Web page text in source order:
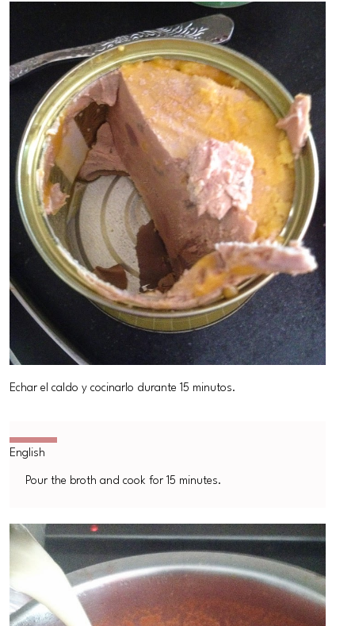
Echar el caldo y cocinarlo durante 15 minutos.
Pour the broth and cook for 15 minutes.